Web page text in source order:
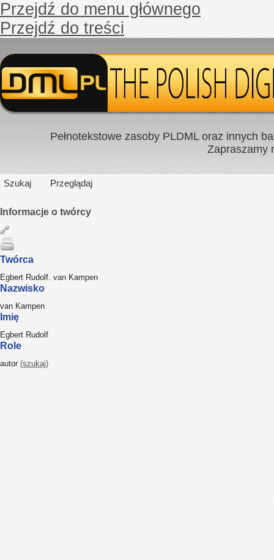
Przejdź do menu głównego
Przejdź do treści
Pełnotekstowe zasoby PLDML oraz innych
Zapraszamy
Szukaj Przeglądaj
Informacje o twórcy
Twórca
Egbert Rudolf. van Kampen
Nazwisko
van Kampen
Imię
Egbert Rudolf
Role
autor (szukaj)